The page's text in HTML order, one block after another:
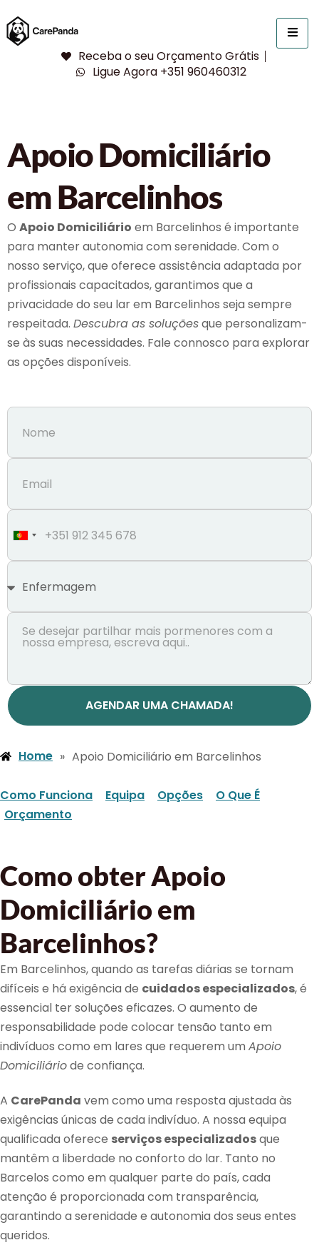
Receba o seu Orçamento Grátis
Ligue Agora +351 960460312
Apoio Domiciliário
em Barcelinhos
O Apoio Domiciliário em Barcelinhos é importante
para manter autonomia com serenidade. Com o
nosso serviço, que oferece assistência adaptada por
profissionais capacitados, garantimos que a
privacidade do seu lar em Barcelinhos seja sempre
respeitada. Descubra as soluçõesque personalizam-
se às suas necessidades. Fale connosco para explorar
as opções disponíveis.
Portugal
+351
AGENDAR UMA CHAMADA!
Home » Apoio Domiciliário em Barcelinhos
Como Funciona Equipa Opções
O Que É
Orçamento
Como obter Apoio
Domiciliário em
Barcelinhos?
Em Barcelinhos, quando as tarefas diárias se tornam
difíceis e há exigência de cuidados especializados, é
essencial ter soluções eficazes. O aumento de
responsabilidade pode colocar tensão tanto em
indivíduos como em lares que requerem um Apoio
Domiciliáriode confiança.
A CarePanda vem como uma resposta ajustada às
exigências únicas de cada indivíduo. A nossa equipa
qualificada oferece serviços especializadosque
mantêm a liberdade no conforto do lar. Tanto no
Barcelos como em qualquer parte do país, cada
atenção é proporcionada com transparência,
garantindo a serenidade e autonomia dos seus entes
queridos.